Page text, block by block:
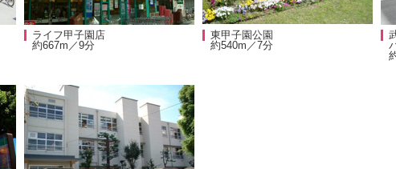
ライフ甲子園店
約667m／9分
東甲子園公園
約540m／7分